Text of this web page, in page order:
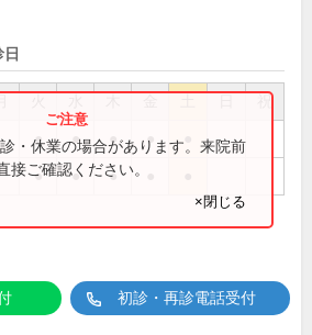
祝
● ● ● ●
● ● ●
・休業の場合があります。来院前
接ご確認ください。
×閉じる
初診・再診電話受付